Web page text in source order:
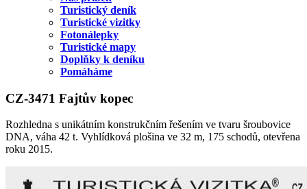
Turistický deník
Turistické vizitky
Fotonálepky
Turistické mapy
Doplňky k deníku
Pomáháme
CZ-3471 Fajtův kopec
Rozhledna s unikátním konstrukčním řešením ve tvaru šroubovice
DNA, váha 42 t. Vyhlídková plošina ve 32 m, 175 schodů, otevřena
roku 2015.